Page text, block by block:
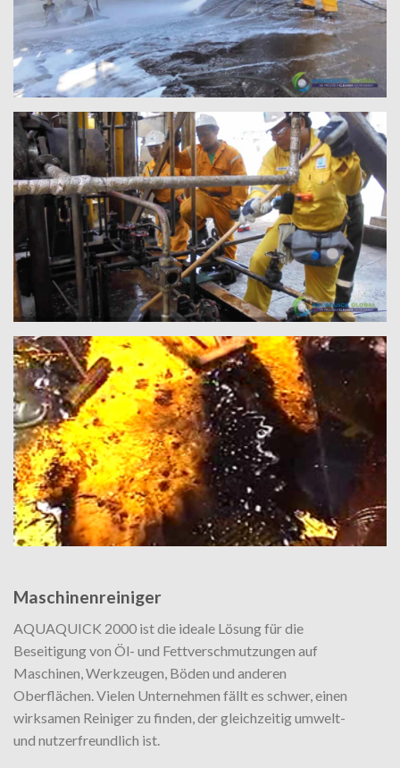
Maschinenreiniger
AQUAQUICK 2000 ist die ideale Lösung für die
Beseitigung von Öl- und Fettverschmutzungen auf
Maschinen, Werkzeugen, Böden und anderen
Oberflächen. Vielen Unternehmen fällt es schwer, einen
wirksamen Reiniger zu finden, der gleichzeitig umwelt-
und nutzerfreundlich ist.